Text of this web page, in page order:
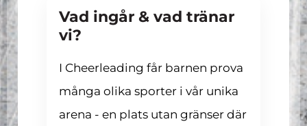
Vad ingår & vad tränar
vi?
I Cheerleading får barnen prova
många olika sporter i vår unika
arena - en plats utan gränser där